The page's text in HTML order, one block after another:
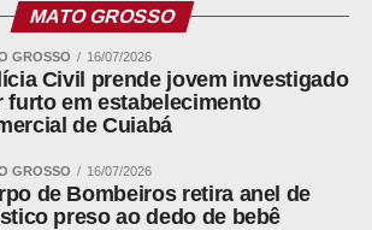
MATO GROSSO
GROSSO 16/07/2026
Civil prende jovem investigado
furto em estabelecimento
de Cuiabá
GROSSO 16/07/2026
de Bombeiros retira anel de
preso ao dedo de bebê